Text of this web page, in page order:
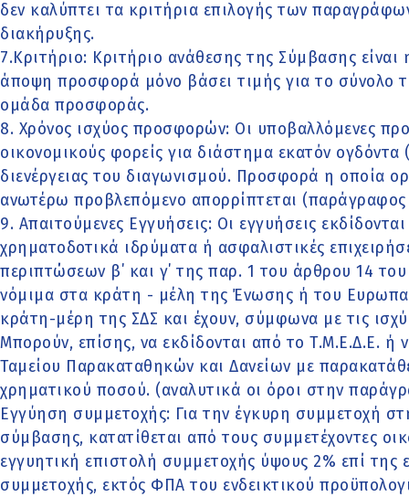
δεν καλύπτει τα κριτήρια επιλογής των
διακήρυξης.
7.Κριτήριο: Κριτήριο ανάθεσης της Σύμβασης
άποψη προσφορά μόνο βάσει τιμής για το σύνολο
ομάδα προσφοράς.
8. Χρόνος ισχύος προσφορών: Οι υποβαλλόμενες
οικονομικούς φορείς για διάστημα εκατόν
διενέργειας του διαγωνισμού. Προσφορά η οποία
ανωτέρω προβλεπόμενο απορρίπτεται (παράγραφος
9. Απαιτούμενες Εγγυήσεις: Οι εγγυήσεις
χρηματοδοτικά ιδρύματα ή ασφαλιστικές
περιπτώσεων β΄ και γ΄ της παρ. 1 του άρθρου 14
νόμιμα στα κράτη - μέλη της Ένωσης ή του
κράτη-μέρη της ΣΔΣ και έχουν, σύμφωνα με τις
Μπορούν, επίσης, να εκδίδονται από το Τ.Μ.Ε.Δ.Ε. ή
Ταμείου Παρακαταθηκών και Δανείων με
χρηματικού ποσού. (αναλυτικά οι όροι στην
Εγγύηση συμμετοχής: Για την έγκυρη συμμετοχή
σύμβασης, κατατίθεται από τους συμμετέχοντες
εγγυητική επιστολή συμμετοχής ύψους 2% επί της
συμμετοχής, εκτός ΦΠΑ του ενδεικτικού